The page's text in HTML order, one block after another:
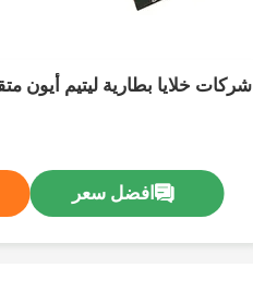
شركات خلايا بطارية ليتيم أيون
افضل سعر